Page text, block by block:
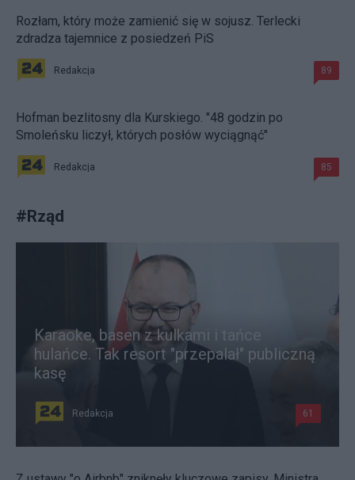
Rozłam, który może zamienić się w sojusz. Terlecki
zdradza tajemnice z posiedzeń PiS
Redakcja 89
Hofman bezlitosny dla Kurskiego. "48 godzin po
Smoleńsku liczył, których posłów wyciągnąć"
Redakcja 85
#Rząd
Karaoke, basen z kulkami i tańce
hulańce. Tak resort "przepalał" publiczną
kasę
Redakcja 61